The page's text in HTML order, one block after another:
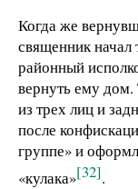
Когда же
священник начал
районный
вернуть ему дом.
из трех лиц и
после
группе» и
«кулака»[32].